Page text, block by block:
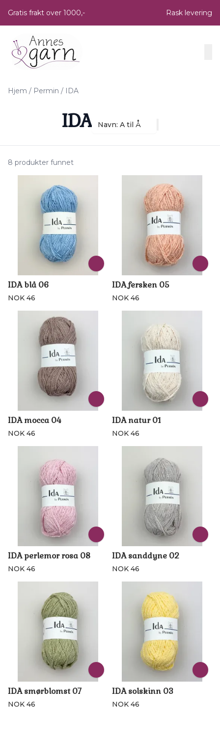
Gratis frakt over 1000,- Rask levering
Hjem / Permin / IDA
IDA Navn: A til Å
8 produkter funnet
IDA blå 06
NOK 46
IDA fersken 05
NOK 46
IDA mocca 04
NOK 46
IDA natur 01
NOK 46
IDA perlemor rosa 08
NOK 46
IDA sanddyne 02
NOK 46
IDA smørblomst 07
NOK 46
IDA solskinn 03
NOK 46